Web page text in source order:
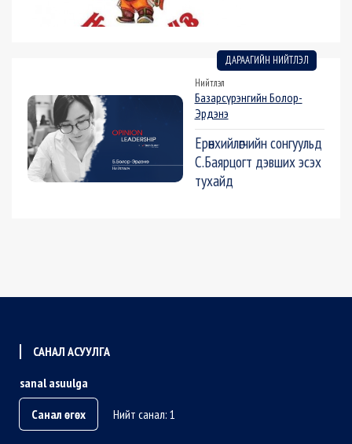
ДАРААГИЙН НИЙТЛЭЛ
Нийтлэл
Базарсүрэнгийн Болор-
Эрдэнэ
Ерөнхийлөгчийн сонгуульд
С.Баярцогт дэвших эсэх
тухайд
САНАЛ АСУУЛГА
sanal asuulga
Санал өгөх
Нийт санал: 1